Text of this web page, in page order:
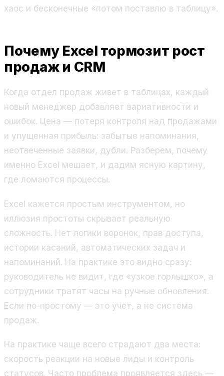
хаос и бесконечные «потом поставлю в таблицу».
Почему Excel тормозит рост
продаж и CRM
Когда отдел продаж живет в таблицах, каждый
новый менеджер добавляет вариативности и
ошибок. Цена — потеря контроля над продажами
и упущенная прибыль: забытые напоминания,
неотвеченные заявки, дубли. Разберем, почему
именно Excel мешает, и дадим ясную картину,
где ломаются процессы.
Excel кажется простым инструментом, но
иллюзия простоты скрывает реальную
сложность. Нет логики воронок, прав доступа,
истории касаний, автоматических задач и
напоминаний. На практике это видно сразу:
руководитель не видит, где «узкое горлышко», а
сотрудники тратят часы на ручные обновления.
Если по-простому — это учет, а не система
продаж.
На практике чаще всего страдают два места:
скорость реакции на новые лиды и контроль
статусов. Часто проблема проявляется здесь —